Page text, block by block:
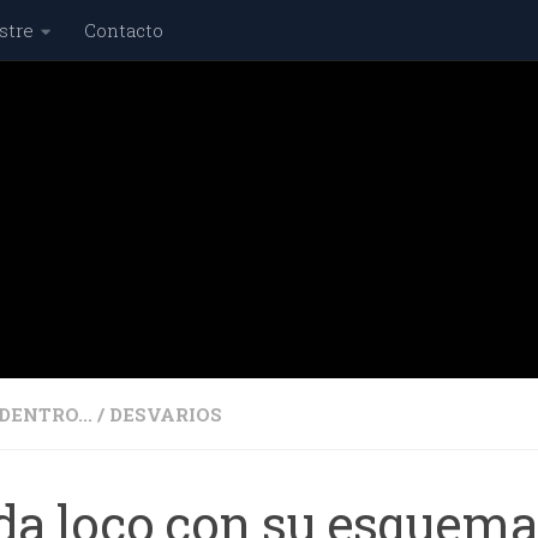
Contacto
/ DESVARIOS
loco con su esquema